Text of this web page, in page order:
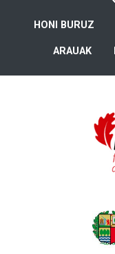
HONI BURUZ
ARAUAK